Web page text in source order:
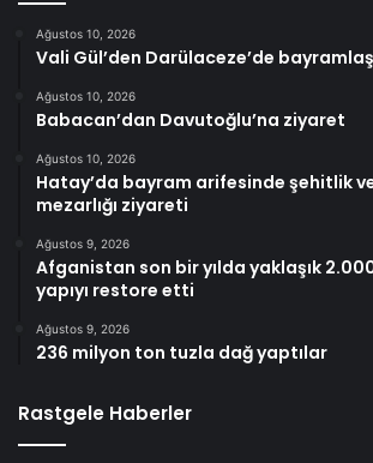
Ağustos 10, 2026
Vali Gül’den Darülaceze’de
Ağustos 10, 2026
Babacan’dan Davutoğlu’na ziyaret
Ağustos 10, 2026
Hatay’da bayram arifesinde şehitlik
mezarlığı ziyareti
Ağustos 9, 2026
Afganistan son bir yılda yaklaşık
yapıyı restore etti
Ağustos 9, 2026
236 milyon ton tuzla dağ yaptılar
Rastgele Haberler